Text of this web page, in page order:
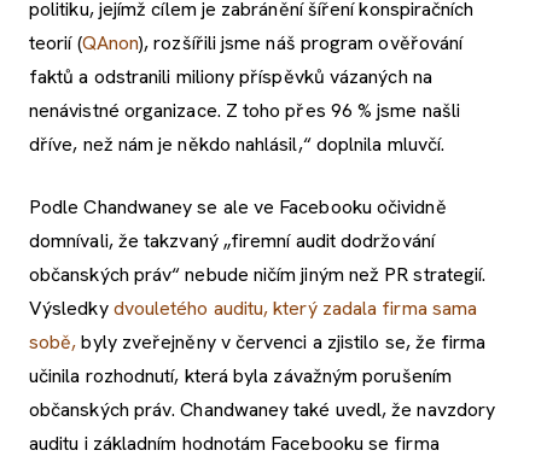
politiku, jejímž cílem je zabránění šíření konspiračních
teorií (QAnon), rozšířili jsme náš program ověřování
faktů a odstranili miliony příspěvků vázaných na
nenávistné organizace. Z toho přes 96 % jsme našli
dříve, než nám je někdo nahlásil,“ doplnila mluvčí.
Podle Chandwaney se ale ve Facebooku očividně
domnívali, že takzvaný „firemní audit dodržování
občanských práv“ nebude ničím jiným než PR strategií.
Výsledkydvouletého auditu, který zadala firma sama
sobě,byly zveřejněny v červenci a zjistilo se, že firma
učinila rozhodnutí, která byla závažným porušením
občanských práv. Chandwaney také uvedl, že navzdory
auditu i základním hodnotám Facebooku se firma